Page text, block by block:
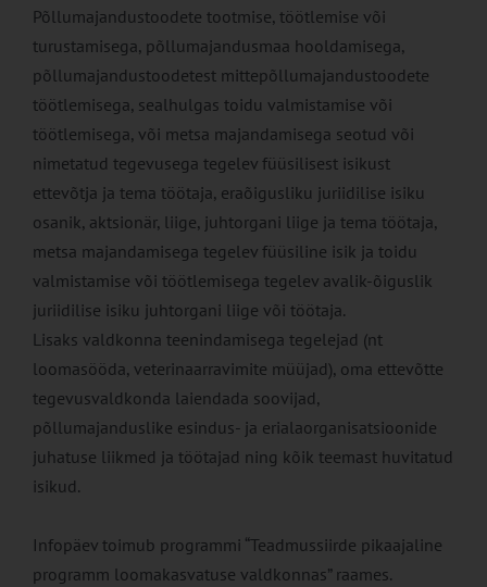
Põllumajandustoodete tootmise, töötlemise või
turustamisega, põllumajandusmaa hooldamisega,
põllumajandustoodetest mittepõllumajandustoodete
töötlemisega, sealhulgas toidu valmistamise või
töötlemisega, või metsa majandamisega seotud või
nimetatud tegevusega tegelev füüsilisest isikust
ettevõtja ja tema töötaja, eraõigusliku juriidilise isiku
osanik, aktsionär, liige, juhtorgani liige ja tema töötaja,
metsa majandamisega tegelev füüsiline isik ja toidu
valmistamise või töötlemisega tegelev avalik-õiguslik
juriidilise isiku juhtorgani liige või töötaja.
Lisaks valdkonna teenindamisega tegelejad (nt
loomasööda, veterinaarravimite müüjad), oma ettevõtte
tegevusvaldkonda laiendada soovijad,
põllumajanduslike esindus- ja erialaorganisatsioonide
juhatuse liikmed ja töötajad ning kõik teemast huvitatud
isikud.
Infopäev toimub programmi “Teadmussiirde pikaajaline
programm loomakasvatuse valdkonnas” raames.